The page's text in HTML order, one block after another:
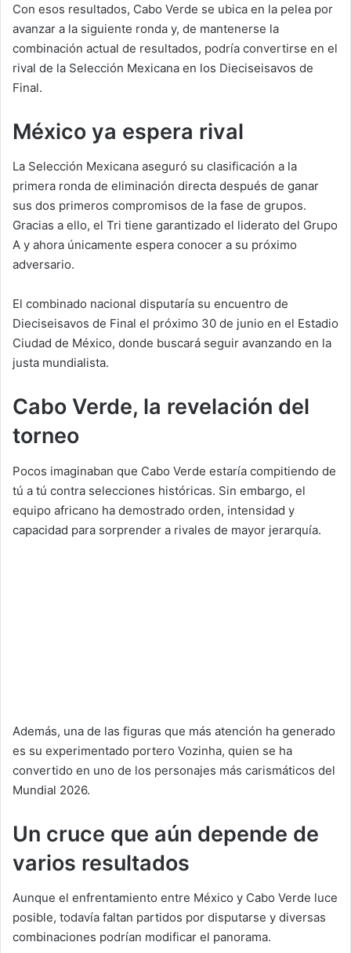
Con esos resultados, Cabo Verde se ubica en la pelea por
avanzar a la siguiente ronda y, de mantenerse la
combinación actual de resultados, podría convertirse en el
rival de la Selección Mexicana en los Dieciseisavos de
Final.
México ya espera rival
La Selección Mexicana aseguró su clasificación a la
primera ronda de eliminación directa después de ganar
sus dos primeros compromisos de la fase de grupos.
Gracias a ello, el Tri tiene garantizado el liderato del Grupo
A y ahora únicamente espera conocer a su próximo
adversario.
El combinado nacional disputaría su encuentro de
Dieciseisavos de Final el próximo 30 de junio en el Estadio
Ciudad de México, donde buscará seguir avanzando en la
justa mundialista.
Cabo Verde, la revelación del
torneo
Pocos imaginaban que Cabo Verde estaría compitiendo de
tú a tú contra selecciones históricas. Sin embargo, el
equipo africano ha demostrado orden, intensidad y
capacidad para sorprender a rivales de mayor jerarquía.
Además, una de las figuras que más atención ha generado
es su experimentado portero Vozinha, quien se ha
convertido en uno de los personajes más carismáticos del
Mundial 2026.
Un cruce que aún depende de
varios resultados
Aunque el enfrentamiento entre México y Cabo Verde luce
posible, todavía faltan partidos por disputarse y diversas
combinaciones podrían modificar el panorama.